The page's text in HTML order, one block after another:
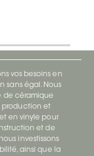
vos besoins en
sans égal. Nous
de céramique
production et
en vinyle pour
et de
investissons
ainsi que la